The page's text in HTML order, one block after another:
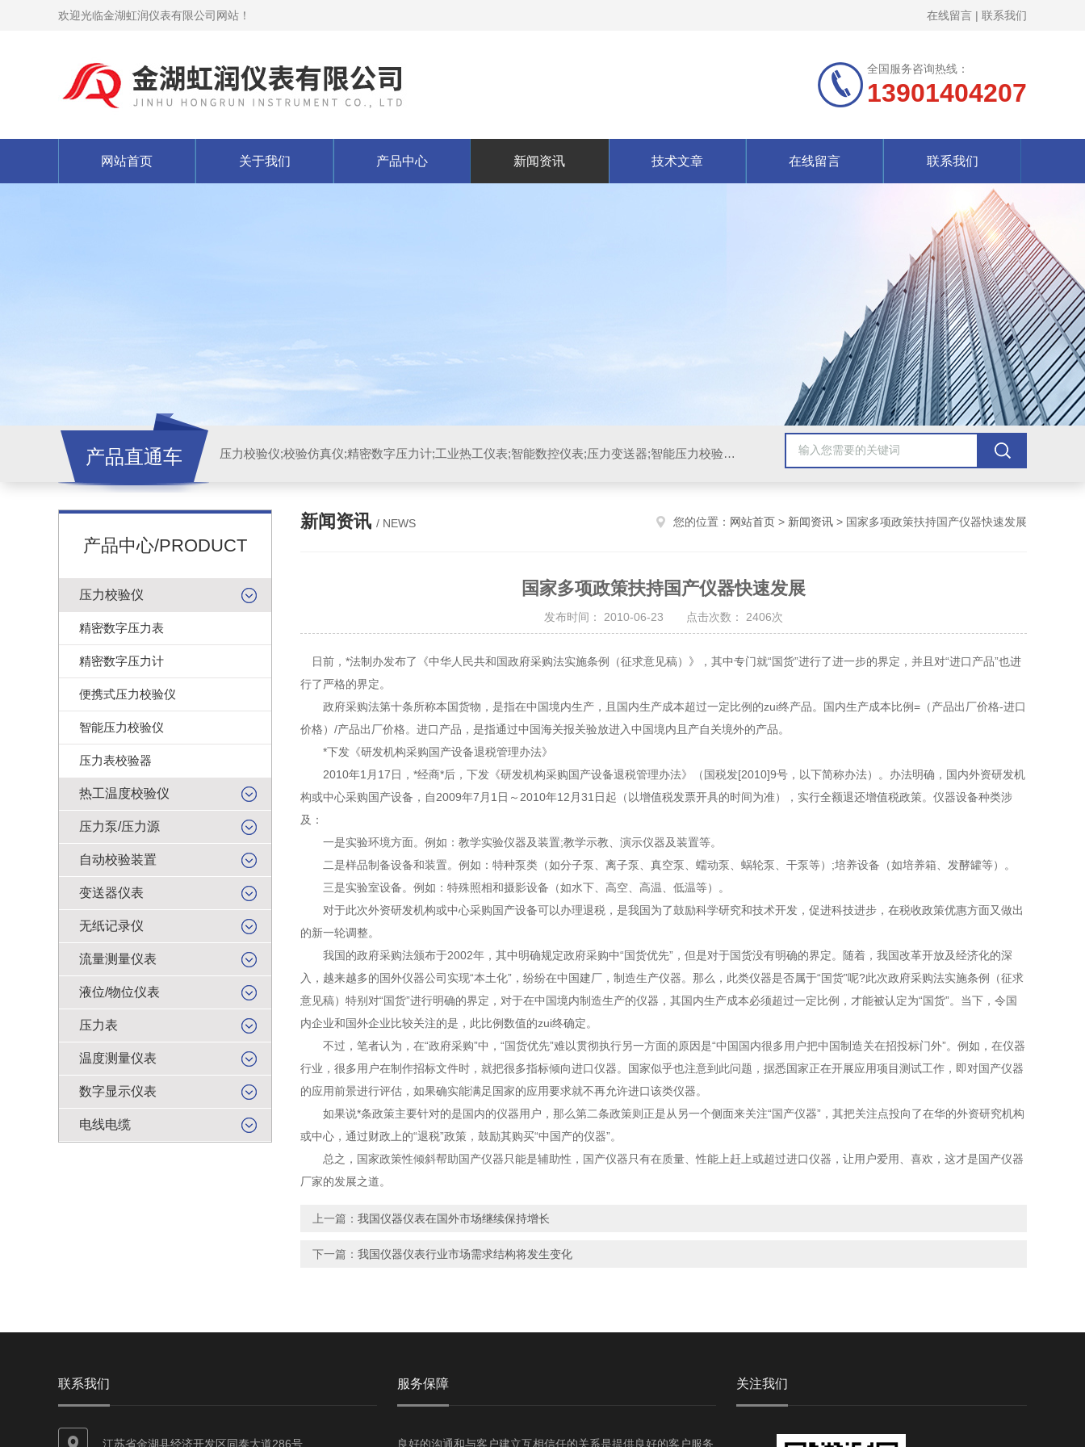
欢迎光临金湖虹润仪表有限公司网站！ 在线留言 | 联系我们
全国服务咨询热线：
13901404207
网站首页 关于我们 产品中心 新闻资讯 技术文章 在线留言 联系我们
产品直通车 压力校验仪;校验仿真仪;精密数字压力计;工业热工仪表;智能数控仪表;压力变送器;智能压力校验仪;热工校验仿真仪;智能数字压力计;压力泵
产品中心/PRODUCT
压力校验仪
精密数字压力表
精密数字压力计
便携式压力校验仪
智能压力校验仪
压力表校验器
热工温度校验仪
压力泵/压力源
自动校验装置
变送器仪表
无纸记录仪
流量测量仪表
液位/物位仪表
压力表
温度测量仪表
数字显示仪表
电线电缆
新闻资讯 / NEWS 您的位置： 网站首页 > 新闻资讯 > 国家多项政策扶持国产仪器快速发展
国家多项政策扶持国产仪器快速发展
发布时间： 2010-06-23 点击次数： 2406次
日前，*法制办发布了《中华人民共和国政府采购法实施条例（征求意见稿）》，其中专门就“国货”进行了进一步的界定，并且对“进口产品”也进
行了严格的界定。
政府采购法第十条所称本国货物，是指在中国境内生产，且国内生产成本超过一定比例的zui终产品。国内生产成本比例=（产品出厂价格-进口
价格）/产品出厂价格。进口产品，是指通过中国海关报关验放进入中国境内且产自关境外的产品。
*下发《研发机构采购国产设备退税管理办法》
2010年1月17日，*经商*后，下发《研发机构采购国产设备退税管理办法》（国税发[2010]9号，以下简称办法）。办法明确，国内外资研发机
构或中心采购国产设备，自2009年7月1日～2010年12月31日起（以增值税发票开具的时间为准），实行全额退还增值税政策。仪器设备种类涉
及：
一是实验环境方面。例如：教学实验仪器及装置;教学示教、演示仪器及装置等。
二是样品制备设备和装置。例如：特种泵类（如分子泵、离子泵、真空泵、蠕动泵、蜗轮泵、干泵等）;培养设备（如培养箱、发酵罐等）。
三是实验室设备。例如：特殊照相和摄影设备（如水下、高空、高温、低温等）。
对于此次外资研发机构或中心采购国产设备可以办理退税，是我国为了鼓励科学研究和技术开发，促进科技进步，在税收政策优惠方面又做出
的新一轮调整。
我国的政府采购法颁布于2002年，其中明确规定政府采购中“国货优先”，但是对于国货没有明确的界定。随着，我国改革开放及经济化的深
入，越来越多的国外仪器公司实现“本土化”，纷纷在中国建厂，制造生产仪器。那么，此类仪器是否属于“国货”呢?此次政府采购法实施条例（征求
意见稿）特别对“国货”进行明确的界定，对于在中国境内制造生产的仪器，其国内生产成本必须超过一定比例，才能被认定为“国货”。当下，令国
内企业和国外企业比较关注的是，此比例数值的zui终确定。
不过，笔者认为，在“政府采购”中，“国货优先”难以贯彻执行另一方面的原因是“中国国内很多用户把中国制造关在招投标门外”。例如，在仪器
行业，很多用户在制作招标文件时，就把很多指标倾向进口仪器。国家似乎也注意到此问题，据悉国家正在开展应用项目测试工作，即对国产仪器
的应用前景进行评估，如果确实能满足国家的应用要求就不再允许进口该类仪器。
如果说*条政策主要针对的是国内的仪器用户，那么第二条政策则正是从另一个侧面来关注“国产仪器”，其把关注点投向了在华的外资研究机构
或中心，通过财政上的“退税”政策，鼓励其购买“中国产的仪器”。
总之，国家政策性倾斜帮助国产仪器只能是辅助性，国产仪器只有在质量、性能上赶上或超过进口仪器，让用户爱用、喜欢，这才是国产仪器
厂家的发展之道。
上一篇： 我国仪器仪表在国外市场继续保持增长
下一篇： 我国仪器仪表行业市场需求结构将发生变化
联系我们
江苏省金湖县经济开发区同泰大道286号
服务保障
良好的沟通和与客户建立互相信任的关系是提供良好的客户服务
关注我们